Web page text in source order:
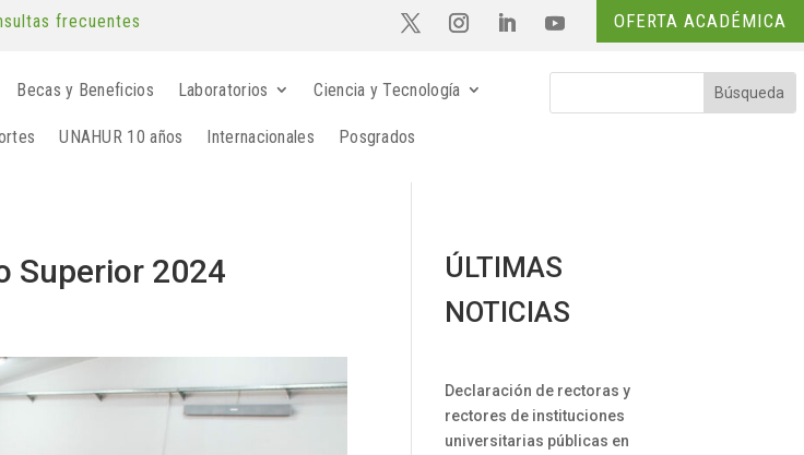
frecuentes OFERTA ACADÉMICA
Becas y Beneficios Laboratorios Ciencia y Tecnología
UNAHUR 10 años Internacionales Posgrados
Superior 2024
ÚLTIMAS
NOTICIAS
Declaración de rectoras y
rectores de instituciones
universitarias públicas en